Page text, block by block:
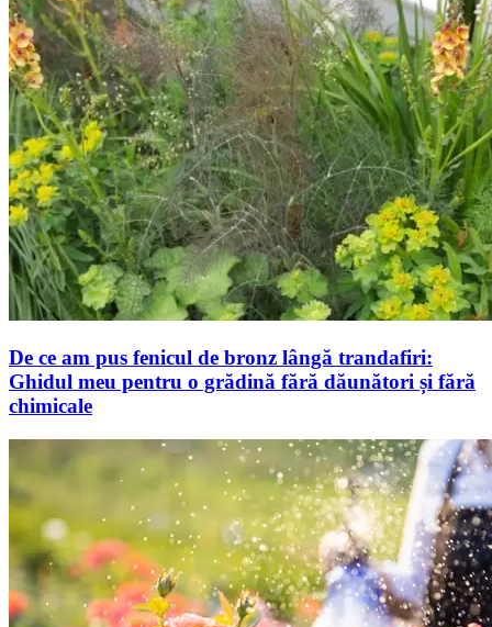
De ce am pus fenicul de bronz lângă trandafiri:
Ghidul meu pentru o grădină fără dăunători și fără
chimicale